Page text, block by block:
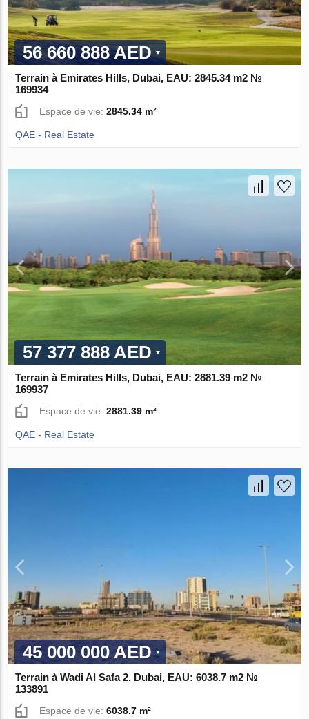
56 660 888 AED
Terrain à Emirates Hills, Dubai, EAU: 2845.34 m2 №
169934
Espace de vie:2845.34 m²
QAE - Real Estate
57 377 888 AED
Terrain à Emirates Hills, Dubai, EAU: 2881.39 m2 №
169937
Espace de vie:2881.39 m²
QAE - Real Estate
45 000 000 AED
Terrain à Wadi Al Safa 2, Dubai, EAU: 6038.7 m2 №
133891
Espace de vie:6038.7 m²